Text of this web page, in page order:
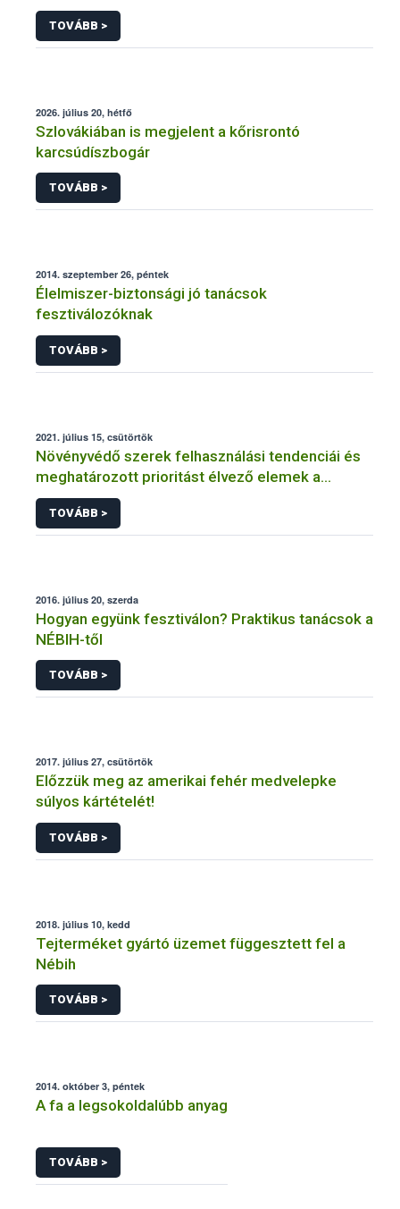
TOVÁBB >
2026. július 20, hétfő
Szlovákiában is megjelent a kőrisrontó
karcsúdíszbogár
TOVÁBB >
2014. szeptember 26, péntek
Élelmiszer-biztonsági jó tanácsok
fesztiválozóknak
TOVÁBB >
2021. július 15, csütörtök
Növényvédő szerek felhasználási tendenciái és
meghatározott prioritást élvező elemek a
fenntartható növényvédelem érdekében
TOVÁBB >
2016. július 20, szerda
Hogyan együnk fesztiválon? Praktikus tanácsok a
NÉBIH-től
TOVÁBB >
2017. július 27, csütörtök
Előzzük meg az amerikai fehér medvelepke
súlyos kártételét!
TOVÁBB >
2018. július 10, kedd
Tejterméket gyártó üzemet függesztett fel a
Nébih
TOVÁBB >
2014. október 3, péntek
A fa a legsokoldalúbb anyag
TOVÁBB >